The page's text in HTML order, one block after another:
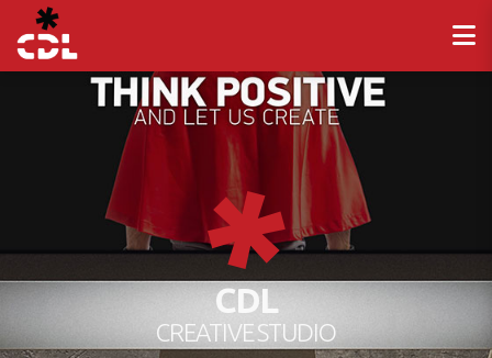
CDL
CREATIVE STUDIO